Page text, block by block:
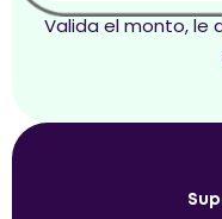
Valida el monto, le